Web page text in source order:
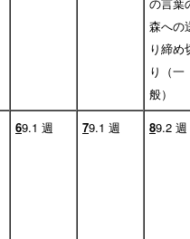
森への
り締め
り（一
般）
69.1 週 79.1 週 89.2 週